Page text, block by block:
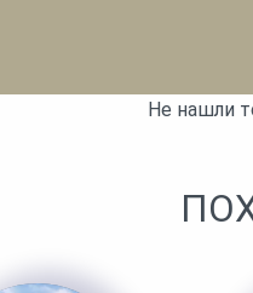
Не нашли